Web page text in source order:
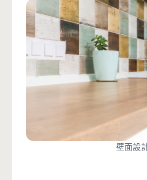
壁面設